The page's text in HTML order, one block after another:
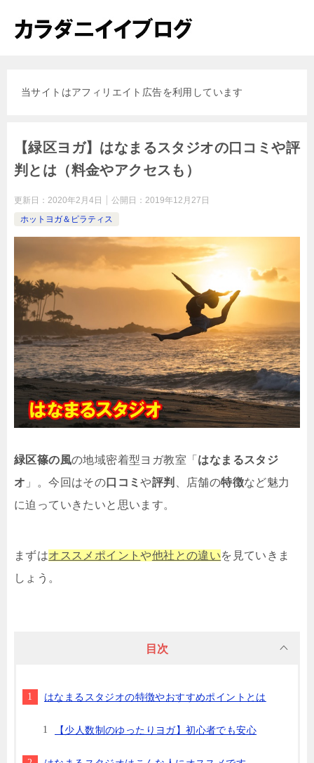
当サイトはアフィリエイト広告を利用しています
【緑区ヨガ】はなまるスタジオの口コミや評
判とは（料金やアクセスも）
更新日： 2020年2月4日 公開日： 2019年12月27日
ホットヨガ＆ピラティス
緑区篠の風の地域密着型ヨガ教室「 はなまるスタジ
オ 」。今回はその口コミや評判 、店舗の特徴など魅力
に迫っていきたいと思います。
まずはオススメポイントや他社との違いを見ていきま
しょう。
目次
はなまるスタジオの特徴やおすすめポイントとは
【少人数制のゆったりヨガ】初心者でも安心